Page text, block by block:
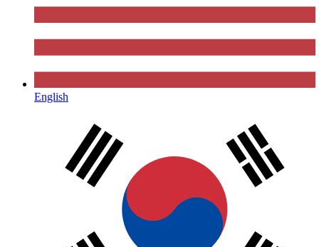
English